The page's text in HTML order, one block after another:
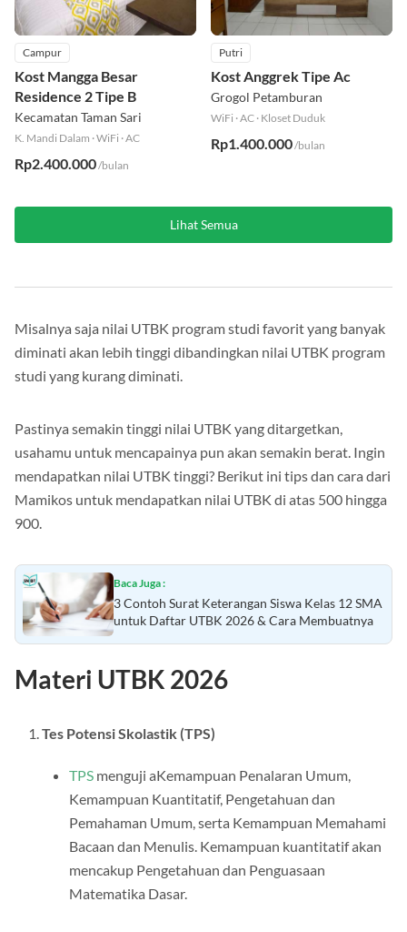
Campur
Kost Mangga Besar
Residence 2 Tipe B
Kecamatan Taman Sari
K. Mandi Dalam ·WiFi ·AC
Rp2.400.000/bulan
Putri
Kost Anggrek Tipe Ac
Grogol Petamburan
WiFi ·AC · Kloset Duduk
Rp1.400.000/bulan
Lihat Semua
Misalnya saja nilai UTBK program studi favorit yang banyak
diminati akan lebih tinggi dibandingkan nilai UTBK program
studi yang kurang diminati.
Pastinya semakin tinggi nilai UTBK yang ditargetkan,
usahamu untuk mencapainya pun akan semakin berat. Ingin
mendapatkan nilai UTBK tinggi? Berikut ini tips dan cara dari
Mamikos untuk mendapatkan nilai UTBK di atas 500 hingga
900.
Baca Juga :
3 Contoh Surat Keterangan Siswa Kelas 12 SMA
untuk Daftar UTBK 2026 & Cara Membuatnya
Materi UTBK 2026
Tes Potensi Skolastik (TPS)
TPS menguji aKemampuan Penalaran Umum,
Kemampuan Kuantitatif, Pengetahuan dan
Pemahaman Umum, serta Kemampuan Memahami
Bacaan dan Menulis. Kemampuan kuantitatif akan
mencakup Pengetahuan dan Penguasaan
Matematika Dasar.